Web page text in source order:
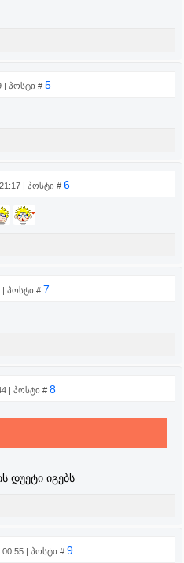
| პოსტი # 5
| პოსტი # 6
| პოსტი # 7
| პოსტი # 8
დუეტი იგებს
00:55 | პოსტი # 9